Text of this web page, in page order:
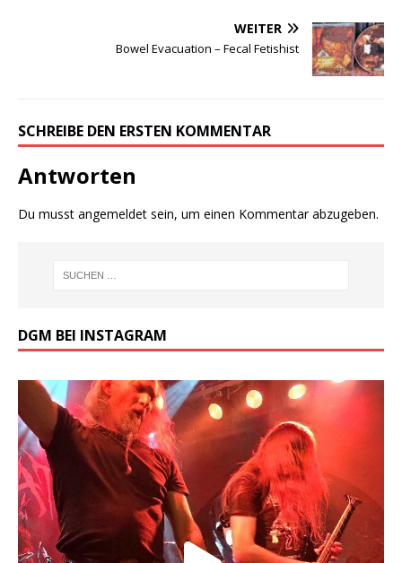
WEITER
Bowel Evacuation ‎– Fecal Fetishist
SCHREIBE DEN ERSTEN KOMMENTAR
Antworten
Du musst angemeldet sein, um einen Kommentar abzugeben.
DGM BEI INSTAGRAM